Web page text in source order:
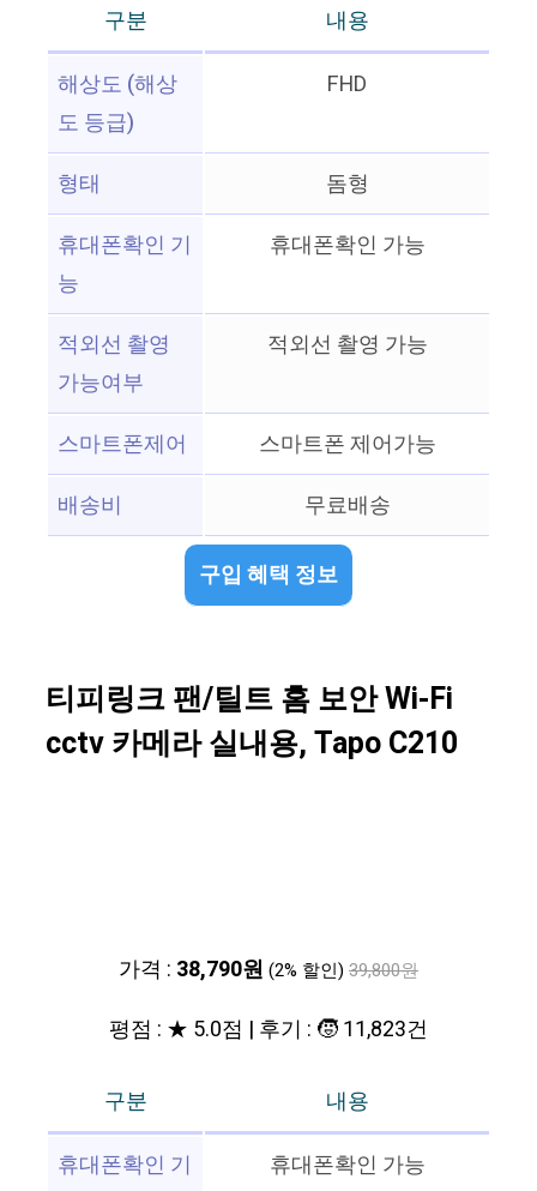
구분
내용
해상도 (해상
도 등급)
FHD
형태
돔형
휴대폰확인 기
능
휴대폰확인 가능
적외선 촬영
가능여부
적외선 촬영 가능
스마트폰제어
스마트폰 제어가능
배송비
무료배송
구입 혜택 정보
티피링크 팬/틸트 홈 보안 Wi-Fi
cctv 카메라 실내용, Tapo C210
가격 : 38,790원 (2% 할인) 39,800원
평점 : ★ 5.0점 | 후기 : 🧒 11,823건
구분
내용
휴대폰확인 기
휴대폰확인 가능